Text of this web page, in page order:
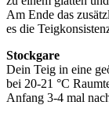
Am Ende das
es die
Stockgare
Dein Teig in eine
bei 20-21 °C
Anfang 3-4 mal